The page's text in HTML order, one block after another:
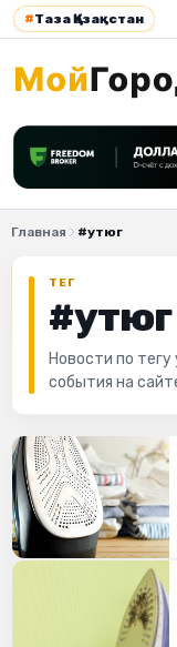
#Таза Қазақстан
Главная #утюг
ТЕГ
#утюг
Новости по
события на